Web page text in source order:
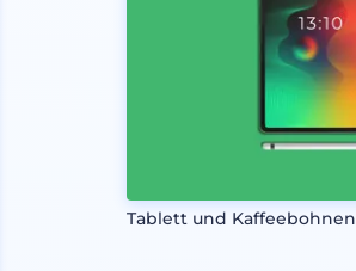
Tablett und Kaffeebohnen